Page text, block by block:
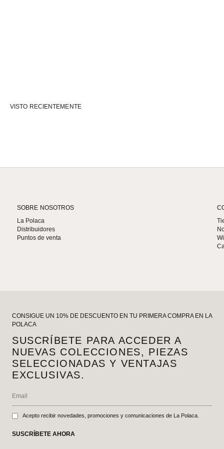
VISTO RECIENTEMENTE
SOBRE NOSOTROS
La Polaca
Distribuidores
Puntos de venta
CONSIGUE UN 10% DE DESCUENTO EN TU PRIMERA COMPRA EN LA
POLACA
SUSCRÍBETE PARA ACCEDER A
NUEVAS COLECCIONES, PIEZAS
SELECCIONADAS Y VENTAJAS
EXCLUSIVAS.
Acepto recibir novedades, promociones y comunicaciones de La Polaca.
SUSCRÍBETE AHORA